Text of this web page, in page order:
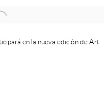
image in a popup:
en la nueva edición de Art